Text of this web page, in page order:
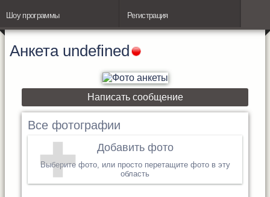
Шоу программы Регистрация
Анкета undefined
Написать сообщение
Все фотографии
Добавить фото
Выберите фото, или просто перетащите фото в эту
область